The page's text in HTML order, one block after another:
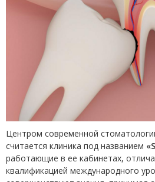
Центром современной
считается клиника под названием
работающие в ее кабинетах,
квалификацией международного